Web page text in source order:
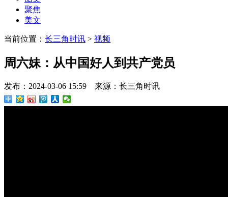
聚焦
美文
当前位置： 长三角时讯 > 视频
周六妹：从中国好人到共产党员
发布：2024-03-06 15:59 来源：长三角时讯